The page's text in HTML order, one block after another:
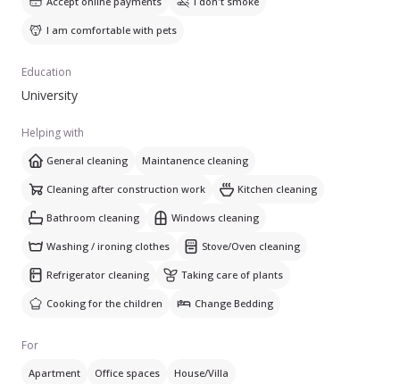
spaniolă.
I am comfortable with pets
Education
University
Helping with
General cleaning Maintanence cleaning
Cleaning after construction work Kitchen cleaning
Bathroom cleaning Windows cleaning
Washing / ironing clothes Stove/Oven cleaning
Refrigerator cleaning Taking care of plants
Cooking for the children Change Bedding
For
Apartment Office spaces House/Villa